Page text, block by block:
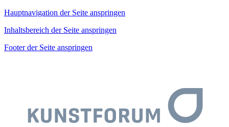
Hauptnavigation der Seite anspringen
Inhaltsbereich der Seite anspringen
Footer der Seite anspringen